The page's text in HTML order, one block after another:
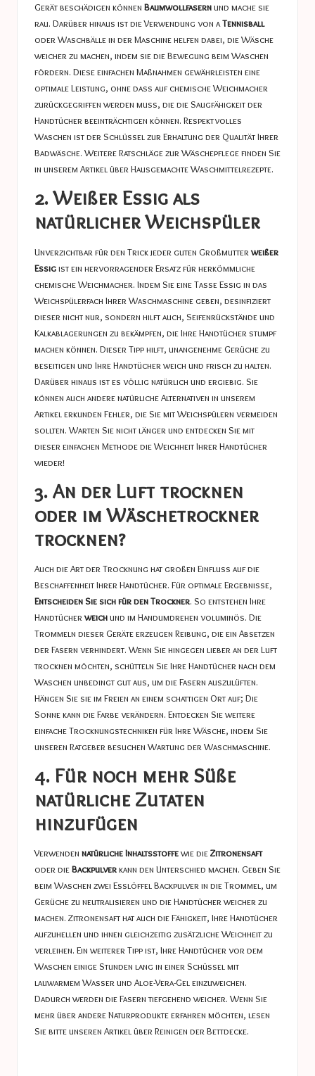
Gerät beschädigen können Baumwollfasernund mache sie
rau. Darüber hinaus ist die Verwendung von aTennisball
oder Waschbälle in der Maschine helfen dabei, die Wäsche
weicher zu machen, indem sie die Bewegung beim Waschen
fördern. Diese einfachen Maßnahmen gewährleisten eine
optimale Leistung, ohne dass auf chemische Weichmacher
zurückgegriffen werden muss, die die Saugfähigkeit der
Handtücher beeinträchtigen können. Respektvolles
Waschen ist der Schlüssel zur Erhaltung der Qualität Ihrer
Badwäsche. Weitere Ratschläge zur Wäschepflege finden Sie
in unserem Artikel überHausgemachte Waschmittelrezepte.
2. Weißer Essig als
natürlicher Weichspüler
Unverzichtbar für den Trick jeder guten Großmutterweißer
Essigist ein hervorragender Ersatz für herkömmliche
chemische Weichmacher. Indem Sie eine Tasse Essig in das
Weichspülerfach Ihrer Waschmaschine geben, desinfiziert
dieser nicht nur, sondern hilft auch, Seifenrückstände und
Kalkablagerungen zu bekämpfen, die Ihre Handtücher stumpf
machen können. Dieser Tipp hilft, unangenehme Gerüche zu
beseitigen und Ihre Handtücher weich und frisch zu halten.
Darüber hinaus ist es völlig natürlich und ergiebig. Sie
können auch andere natürliche Alternativen in unserem
Artikel erkunden Fehler, die Sie mit Weichspülern vermeiden
sollten. Warten Sie nicht länger und entdecken Sie mit
dieser einfachen Methode die Weichheit Ihrer Handtücher
wieder!
3. An der Luft trocknen
oder im Wäschetrockner
trocknen?
Auch die Art der Trocknung hat großen Einfluss auf die
Beschaffenheit Ihrer Handtücher. Für optimale Ergebnisse,
Entscheiden Sie sich für den Trockner. So entstehen Ihre
Handtücherweichund im Handumdrehen voluminös. Die
Trommeln dieser Geräte erzeugen Reibung, die ein Absetzen
der Fasern verhindert. Wenn Sie hingegen lieber an der Luft
trocknen möchten, schütteln Sie Ihre Handtücher nach dem
Waschen unbedingt gut aus, um die Fasern auszulüften.
Hängen Sie sie im Freien an einem schattigen Ort auf; Die
Sonne kann die Farbe verändern. Entdecken Sie weitere
einfache Trocknungstechniken für Ihre Wäsche, indem Sie
unseren Ratgeber besuchen Wartung der Waschmaschine.
4. Für noch mehr Süße
natürliche Zutaten
hinzufügen
Verwenden natürliche Inhaltsstoffewie dieZitronensaft
oder dieBackpulverkann den Unterschied machen. Geben Sie
beim Waschen zwei Esslöffel Backpulver in die Trommel, um
Gerüche zu neutralisieren und die Handtücher weicher zu
machen. Zitronensaft hat auch die Fähigkeit, Ihre Handtücher
aufzuhellen und ihnen gleichzeitig zusätzliche Weichheit zu
verleihen. Ein weiterer Tipp ist, Ihre Handtücher vor dem
Waschen einige Stunden lang in einer Schüssel mit
lauwarmem Wasser und Aloe-Vera-Gel einzuweichen.
Dadurch werden die Fasern tiefgehend weicher. Wenn Sie
mehr über andere Naturprodukte erfahren möchten, lesen
Sie bitte unseren Artikel überReinigen der Bettdecke.